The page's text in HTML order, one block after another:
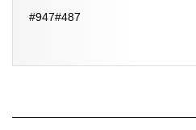
#947#487